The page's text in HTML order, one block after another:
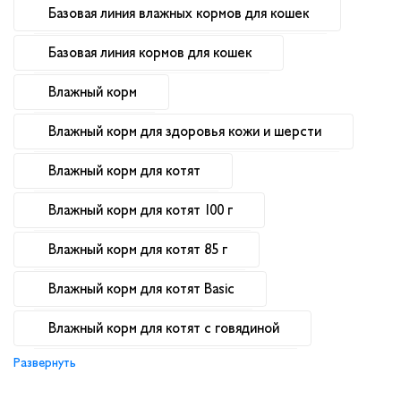
Базовая линия влажных кормов для кошек
Базовая линия кормов для кошек
Влажный корм
Влажный корм для здоровья кожи и шерсти
Влажный корм для котят
Влажный корм для котят 100 г
Влажный корм для котят 85 г
Влажный корм для котят Basic
Влажный корм для котят с говядиной
Развернуть